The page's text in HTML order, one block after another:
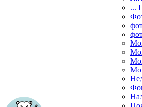
...